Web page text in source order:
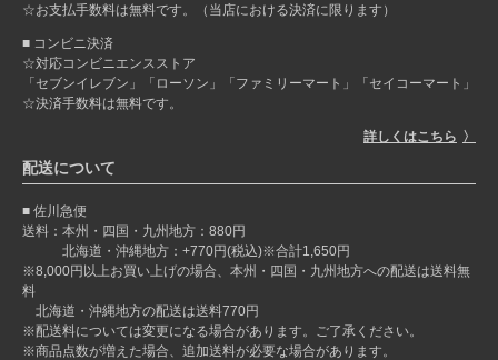
☆お支払手数料は無料です。（当店における決済に限ります）
コンビニ決済
☆対応コンビニエンスストア
「セブンイレブン」「ローソン」「ファミリーマート」「セイコーマート」
☆決済手数料は無料です。
詳しくはこちら
配送について
佐川急便
送料：本州・四国・九州地方：880円
北海道・沖縄地方：+770円(税込)※合計1,650円
※8,000円以上お買い上げの場合、本州・四国・九州地方への配送は送料無
料
北海道・沖縄地方の配送は送料770円
※配送料については変更になる場合があります。ご了承ください。
※商品点数が増えた場合、追加送料が必要な場合があります。